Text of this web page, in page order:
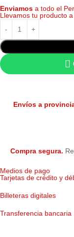
Enviamos a todo el
Llevamos tu producto
Envíos a
Compra segura.
Medios de pago
Tarjetas de crédito y
Billeteras digitales
Transferencia bancaria